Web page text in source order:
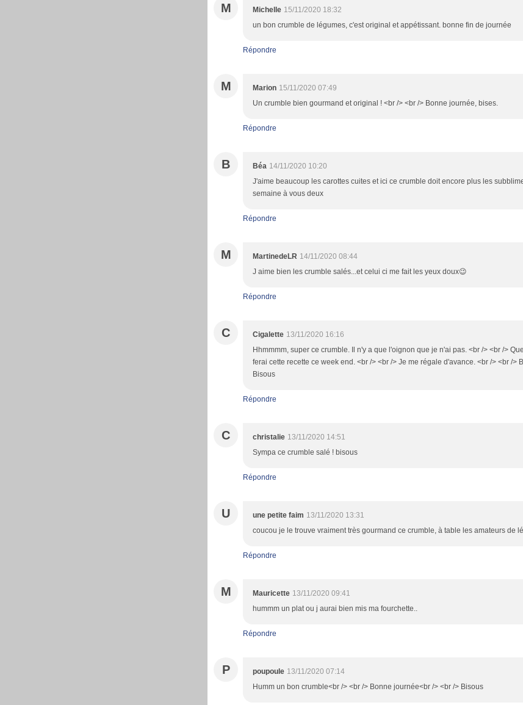
M Michelle 15/11/2020 18:32
un bon crumble de légumes, c'est original et appétissant. bonne fin de journée
Répondre
M Marion 15/11/2020 07:49
Un crumble bien gourmand et original ! <br /> <br /> Bonne journée, bises.
Répondre
B Béa 14/11/2020 10:20
J'aime beaucoup les carottes cuites et ici ce crumble doit encore plus les
semaine à vous deux
Répondre
M MartinedeLR 14/11/2020 08:44
J aime bien les crumble salés...et celui ci me fait les yeux doux😉
Répondre
C Cigalette 13/11/2020 16:16
Hhmmmm, super ce crumble. Il n'y a que l'oignon que je n'ai pas. <br /> <br />
ferai cette recette ce week end. <br /> <br /> Je me régale d'avance. <br /> <br />
Bisous
Répondre
C christalie 13/11/2020 14:51
Sympa ce crumble salé ! bisous
Répondre
U une petite faim 13/11/2020 13:31
coucou je le trouve vraiment très gourmand ce crumble, à table les amateurs de
Répondre
M Mauricette 13/11/2020 09:41
hummm un plat ou j aurai bien mis ma fourchette..
Répondre
P poupoule 13/11/2020 07:14
Humm un bon crumble<br /> <br /> Bonne journée<br /> <br /> Bisous